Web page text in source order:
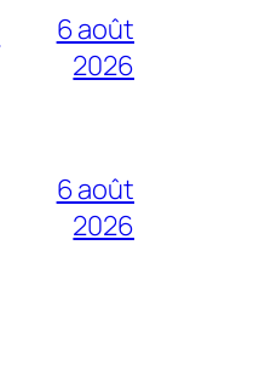
6 août
2026
6 août
2026